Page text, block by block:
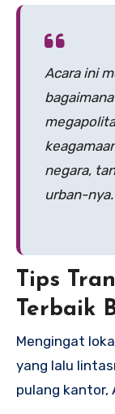
Acara ini
negara,
urban-nya.
Tips
Terbaik
Mengingat
yang lalu
pulang